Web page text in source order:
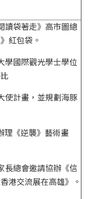
讀袋著走》高市圖總
紅包袋。
學國際觀光學士學位
使計畫，並規劃海豚
理《逆襲》藝術畫
長總會邀請協辦《信
港交流展在高雄》。